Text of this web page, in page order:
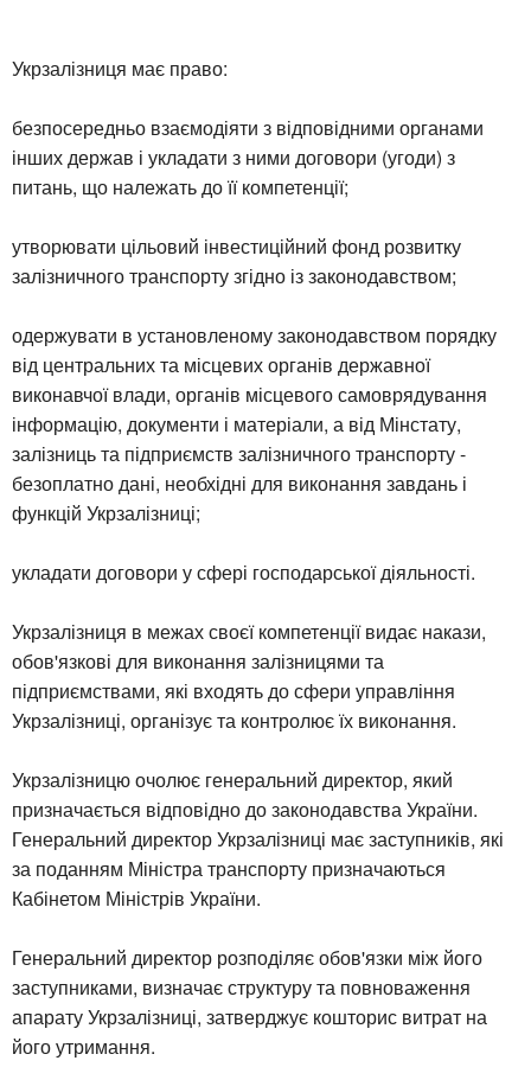
Укрзалізниця має право:
безпосередньо взаємодіяти з відповідними органами
інших держав і укладати з ними договори (угоди) з
питань, що належать до її компетенції;
утворювати цільовий інвестиційний фонд розвитку
залізничного транспорту згідно із законодавством;
одержувати в установленому законодавством порядку
від центральних та місцевих органів державної
виконавчої влади, органів місцевого самоврядування
інформацію, документи і матеріали, а від Мінстату,
залізниць та підприємств залізничного транспорту -
безоплатно дані, необхідні для виконання завдань і
функцій Укрзалізниці;
укладати договори у сфері господарської діяльності.
Укрзалізниця в межах своєї компетенції видає накази,
обов'язкові для виконання залізницями та
підприємствами, які входять до сфери управління
Укрзалізниці, організує та контролює їх виконання.
Укрзалізницю очолює генеральний директор, який
призначається відповідно до законодавства України.
Генеральний директор Укрзалізниці має заступників, які
за поданням Міністра транспорту призначаються
Кабінетом Міністрів України.
Генеральний директор розподіляє обов'язки між його
заступниками, визначає структуру та повноваження
апарату Укрзалізниці, затверджує кошторис витрат на
його утримання.